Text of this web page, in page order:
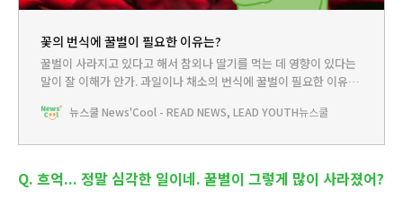
꽃의 번식에 꿀벌이 필요한 이유는?
꿀벌이 사라지고 있다고 해서 참외나 딸기를 먹는 데 영향이 있다는
말이 잘 이해가 안가. 과일이나 채소의 번식에 꿀벌이 필요한 이유가
뉴스쿨 News'Cool - READ NEWS, LEAD YOUTH뉴스쿨
Q. 흐억... 정말 심각한 일이네. 꿀벌이 그렇게 많이 사라졌어?